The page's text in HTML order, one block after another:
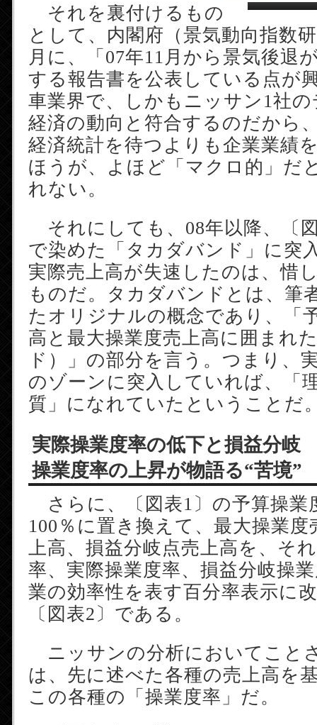
それを裏付けるもの
として、内閣府（景気動向指数
月に、「07年11月から景気後退
する報告書を公表している点が
車業界で、しかもニッサン1社
経済の動向と符合するのだから
経済統計を待つよりも企業業績
ほうが、よほど「マクロ的」だ
れない。
それにしても、08年以降、〔
で染めた「タカダバンド」に突
実際売上高が失速したのは、惜
ものだ。タカダバンドとは、筆
たオリジナルの概念であり、「
高と最大操業度売上高に囲まれ
ド）」の部分を言う。つまり、
のゾーンに突入していれば、「
質」になれていたということだ
実際操業度率の低下と損益分岐
操業度率の上昇が物語る“苦境”
さらに、〔図表1〕の予算操業
100％に置き換えて、最大操業度
上高、損益分岐点売上高を、そ
率、実際操業度率、損益分岐操
業の効率性を表す百分率表示に
〔図表2〕である。
ニッサンの分析においてこと
は、先に述べた各種の売上高を
この各種の「操業度率」だ。